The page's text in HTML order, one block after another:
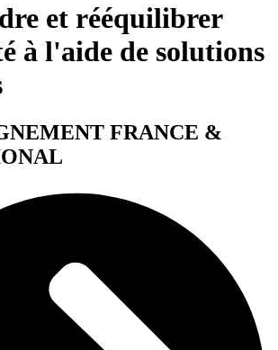
et rééquilibrer
à l'aide de solutions
FRANCE &